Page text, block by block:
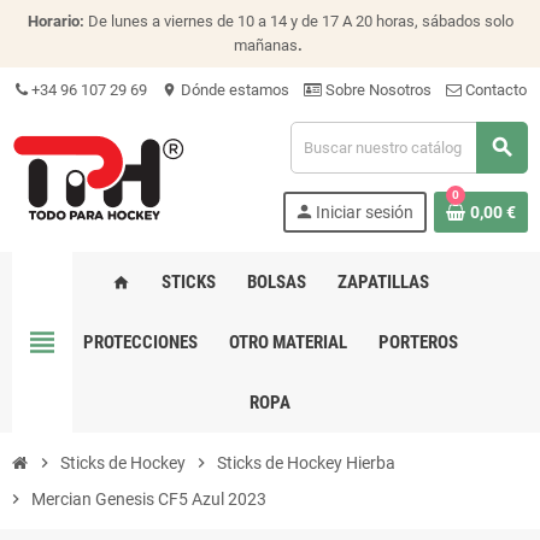
Horario: De lunes a viernes de 10 a 14 y de 17 A 20 horas, sábados solo
mañanas.
+34 96 107 29 69 location_on Dónde estamos Sobre Nosotros Contacto
search
person Iniciar sesión
0
0,00 €
view_headline
home STICKS BOLSAS ZAPATILLAS
PROTECCIONES OTRO MATERIAL PORTEROS
ROPA
chevron_right Sticks de Hockey chevron_right
Sticks de Hockey Hierba
chevron_right
Mercian Genesis CF5 Azul 2023